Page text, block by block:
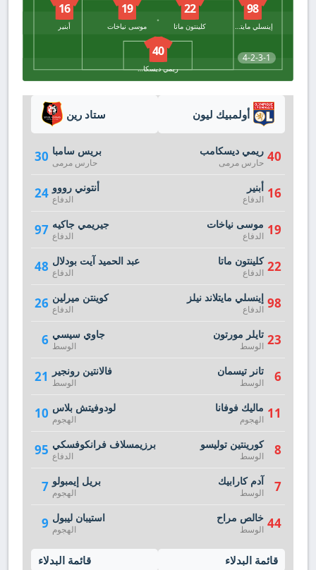
4-2-3-1
98
إينسلي مايتلاند نيلز
22
كلينتون ماتا
19
موسى نياخات
16
أبنير
40
ريمي ديسكامب
ستاد رين
30 بريس سامبا
حارس مرمى
24 أنتوني رووو
الدفاع
97 جيريمي جاكيه
الدفاع
48 عبد الحميد آيت بودلال
الدفاع
26 كوينتن ميرلين
الدفاع
6 جاوي سيسي
الوسط
21 فالانتين رونجير
الوسط
10 لودوفيتش بلاس
الهجوم
95 برزيمسلاف فرانكوفسكي
الدفاع
7 بريل إيمبولو
الهجوم
9 استيبان ليبول
الهجوم
قائمة البدلاء
أولمبيك ليون
40 ريمي ديسكامب
حارس مرمى
16 أبنير
الدفاع
19 موسى نياخات
الدفاع
22 كلينتون ماتا
الدفاع
98 إينسلي مايتلاند نيلز
الدفاع
23 تايلر مورتون
الوسط
6 تانر تيسمان
الوسط
11 ماليك فوفانا
الهجوم
8 كورينتين توليسو
الوسط
7 آدم كارابيك
الوسط
44 خالص مراح
الوسط
قائمة البدلاء